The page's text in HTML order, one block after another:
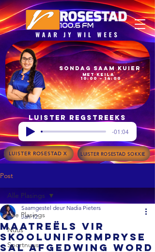
10:00 – 14:00
met Keila
Sondag Saam Kuier
Luister regstreeks
-01:04
LUISTER ROSESTAD X LUISTER ROSESTAD SOKKIE
Post
Alle Plasings
Nuus
Sportnuus
Alle Plasings
Maatreëls vir
skooluniformpryse
sal afgedwing word
Saamgestel deur Nadia Pieters
Jan 12